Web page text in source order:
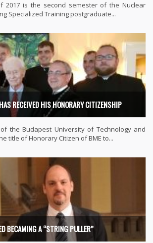
2017 is the second semester of the Nuclear
Specialized Training postgraduate...
RECEIVED HIS HONORARY CITIZENSHIP
the Budapest University of Technology and
title of Honorary Citizen of BME to...
BECAMING A “STRING PULLER”